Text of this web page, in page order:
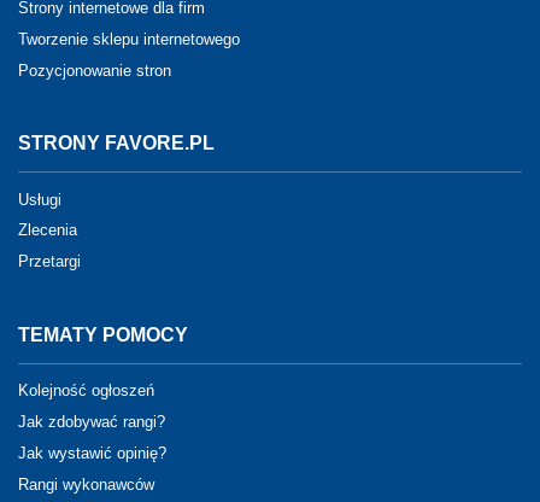
Strony internetowe dla firm
Tworzenie sklepu internetowego
Pozycjonowanie stron
STRONY FAVORE.PL
Usługi
Zlecenia
Przetargi
TEMATY POMOCY
Kolejność ogłoszeń
Jak zdobywać rangi?
Jak wystawić opinię?
Rangi wykonawców